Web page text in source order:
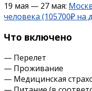
19 мая — 27 мая:
человека (105700₽ на
Что включено
— Перелет
— Проживание
— Медицинская